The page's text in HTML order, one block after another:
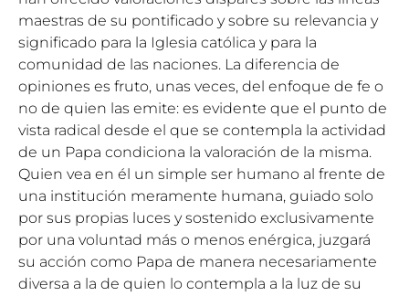
maestras de su pontificado y sobre su relevancia y
significado para la Iglesia católica y para la
comunidad de las naciones. La diferencia de
opiniones es fruto, unas veces, del enfoque de fe o
no de quien las emite: es evidente que el punto de
vista radical desde el que se contempla la actividad
de un Papa condiciona la valoración de la misma.
Quien vea en él un simple ser humano al frente de
una institución meramente humana, guiado solo
por sus propias luces y sostenido exclusivamente
por una voluntad más o menos enérgica, juzgará
su acción como Papa de manera necesariamente
diversa a la de quien lo contempla a la luz de su